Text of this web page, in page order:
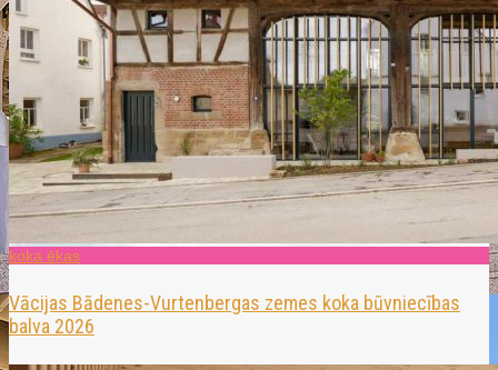
koka ēkas
Vācijas Bādenes-Vurtenbergas zemes koka būvniecības
balva 2026